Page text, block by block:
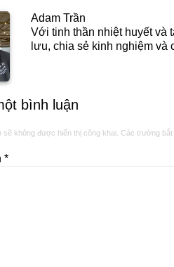
Adam Trần
Với tinh thần nhiệt huyết và
lưu, chia sẻ kinh nghiệm
bình luận
sẽ không được hiển thị công khai. Các trường
*